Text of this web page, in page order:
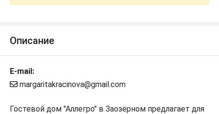
Описание
E-mail:
margaritakracinova@gmail.com
Гостевой дом "Аллегро" в Заозёрном предлагает для